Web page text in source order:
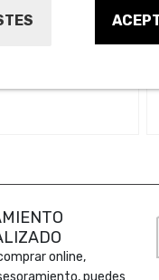
m
online,
puedes